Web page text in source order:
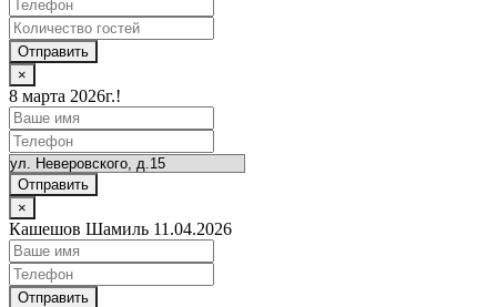
Отправить
×
8 марта 2026г.!
Отправить
×
Кашешов Шамиль 11.04.2026
Отправить